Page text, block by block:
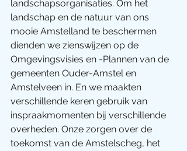
landschapsorganisaties. Om het
landschap en de natuur van ons
mooie Amstelland te beschermen
dienden we zienswijzen op de
Omgevingsvisies en -Plannen van de
gemeenten Ouder-Amstel en
Amstelveen in. En we maakten
verschillende keren gebruik van
inspraakmomenten bij verschillende
overheden. Onze zorgen over de
toekomst van de Amstelscheg, het